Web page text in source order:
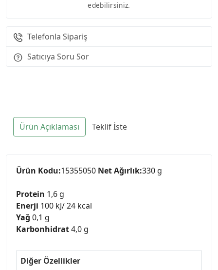
edebilirsiniz.
Telefonla Sipariş
Satıcıya Soru Sor
Ürün Açıklaması Teklif İste
Ürün Kodu:15355050 Net Ağırlık:330 g
Protein 1,6 g
Enerji 100 kJ/ 24 kcal
Yağ 0,1 g
Karbonhidrat4,0 g
Diğer Özellikler